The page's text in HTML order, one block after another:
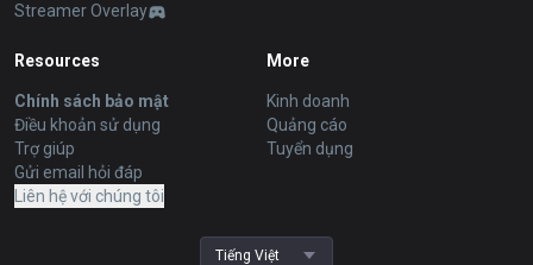
Streamer Overlay
Resources
Chính sách bảo mật
Điều khoản sử dụng
Trợ giúp
Gửi email hỏi đáp
Liên hệ với chúng tôi
More
Kinh doanh
Quảng cáo
Tuyển dụng
Tiếng Việt